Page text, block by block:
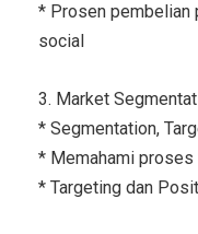
* Prosen pembelian
social
3. Market
* Segmentation,
* Memahami
* Targeting dan